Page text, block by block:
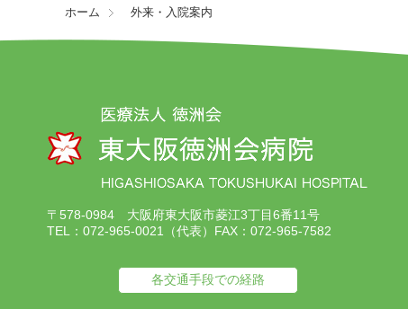
ホーム 外来・入院案内
〒578-0984 大阪府東大阪市菱江3丁目6番11号
TEL：072-965-0021（代表） FAX：072-965-7582
各交通手段での経路